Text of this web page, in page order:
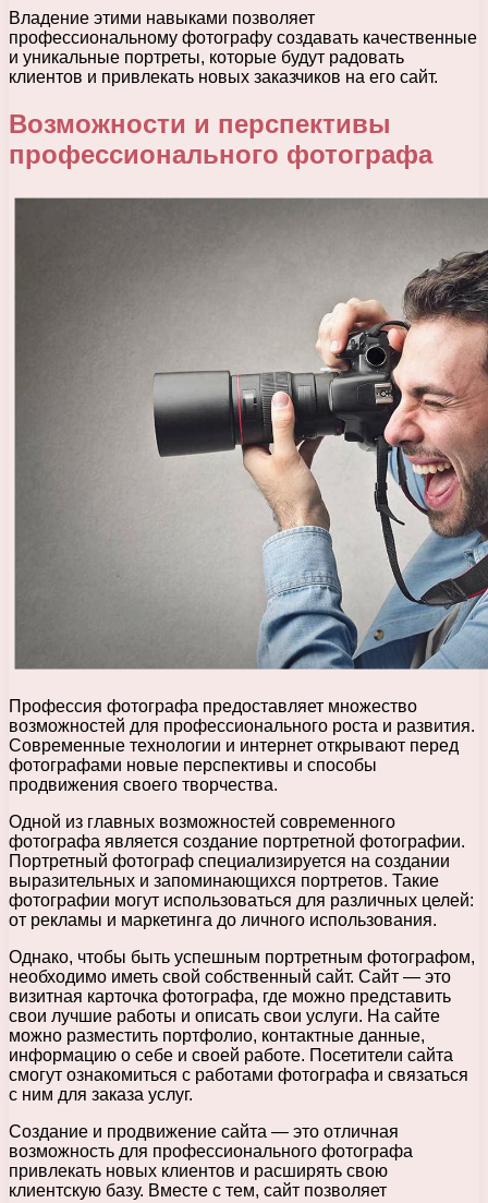
Владение этими навыками позволяет
профессиональному фотографу создавать качественные
и уникальные портреты, которые будут радовать
клиентов и привлекать новых заказчиков на его сайт.
Возможности и перспективы
профессионального фотографа
Профессия фотографа предоставляет множество
возможностей для профессионального роста и развития.
Современные технологии и интернет открывают перед
фотографами новые перспективы и способы
продвижения своего творчества.
Одной из главных возможностей современного
фотографа является создание портретной фотографии.
Портретный фотограф специализируется на создании
выразительных и запоминающихся портретов. Такие
фотографии могут использоваться для различных целей:
от рекламы и маркетинга до личного использования.
Однако, чтобы быть успешным портретным фотографом,
необходимо иметь свой собственный сайт. Сайт — это
визитная карточка фотографа, где можно представить
свои лучшие работы и описать свои услуги. На сайте
можно разместить портфолио, контактные данные,
информацию о себе и своей работе. Посетители сайта
смогут ознакомиться с работами фотографа и связаться
с ним для заказа услуг.
Создание и продвижение сайта — это отличная
возможность для профессионального фотографа
привлекать новых клиентов и расширять свою
клиентскую базу. Вместе с тем, сайт позволяет